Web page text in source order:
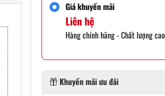
Giá khuyến mãi
Liên hệ
Hàng chính hãng - Chất lượng cao
Khuyến mãi ưu đãi